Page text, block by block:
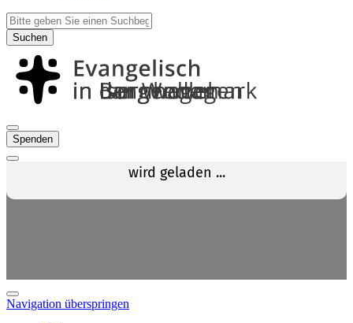
Suchen
Spenden
Navigation überspringen